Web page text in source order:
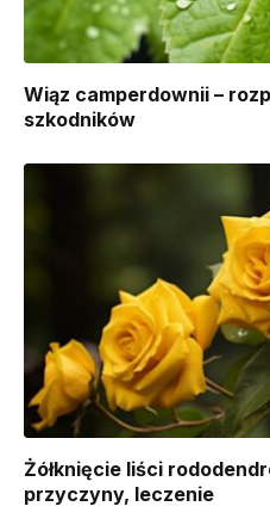
Wiąz camperdownii –
szkodników
Żółknięcie liści
przyczyny, leczenie